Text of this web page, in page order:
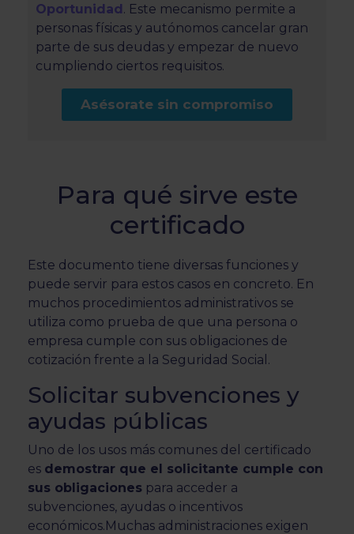
Oportunidad. Este mecanismo permite a
personas físicas y autónomos cancelar gran
parte de sus deudas y empezar de nuevo
cumpliendo ciertos requisitos.
Asésorate sin compromiso
Para qué sirve este
certificado
Este documento tiene diversas funciones y
puede servir para estos casos en concreto. En
muchos procedimientos administrativos se
utiliza como prueba de que una persona o
empresa cumple con sus obligaciones de
cotización frente a la Seguridad Social.
Solicitar subvenciones y
ayudas públicas
Uno de los usos más comunes del certificado
es demostrar que el solicitante cumple con
sus obligaciones para acceder a
subvenciones, ayudas o incentivos
económicos.Muchas administraciones exigen